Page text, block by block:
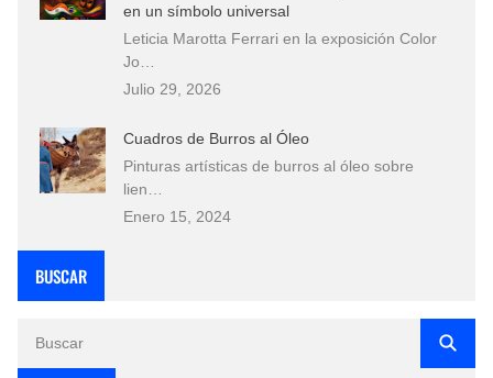
en un símbolo universal
Leticia Marotta Ferrari en la exposición Color
Jo…
Julio 29, 2026
Cuadros de Burros al Óleo
Pinturas artísticas de burros al óleo sobre
lien…
Enero 15, 2024
BUSCAR